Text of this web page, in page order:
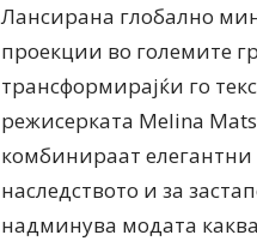
Лансирана глобално
проекции во големите
трансформирајќи го
режисерката Melina
комбинираат
наследството и за
надминува модата